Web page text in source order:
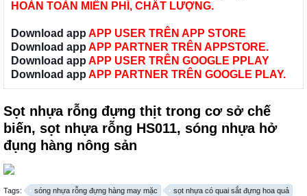
HOÀN TOÀN MIỄN PHÍ, CHẤT LƯỢNG.
Download app APP USER TRÊN APP STORE
Download app APP PARTNER TRÊN APPSTORE.
Download app APP USER TRÊN GOOGLE PPLAY
Download app APP PARTNER TRÊN GOOGLE PLAY.
Sọt nhựa rỗng đựng thịt trong cơ sở chế
biến, sọt nhựa rỗng HS011, sóng nhựa hở
đụng hàng nông sản
Tags: sóng nhựa rỗng đựng hàng may mặc
sọt nhựa có quai sắt đựng hoa quả